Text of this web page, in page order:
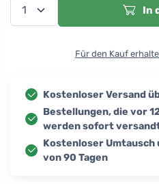
In
Für den Kauf
Kostenloser Versand
Bestellungen, die vor
werden sofort
Kostenloser Umtausch
von 90 Tagen